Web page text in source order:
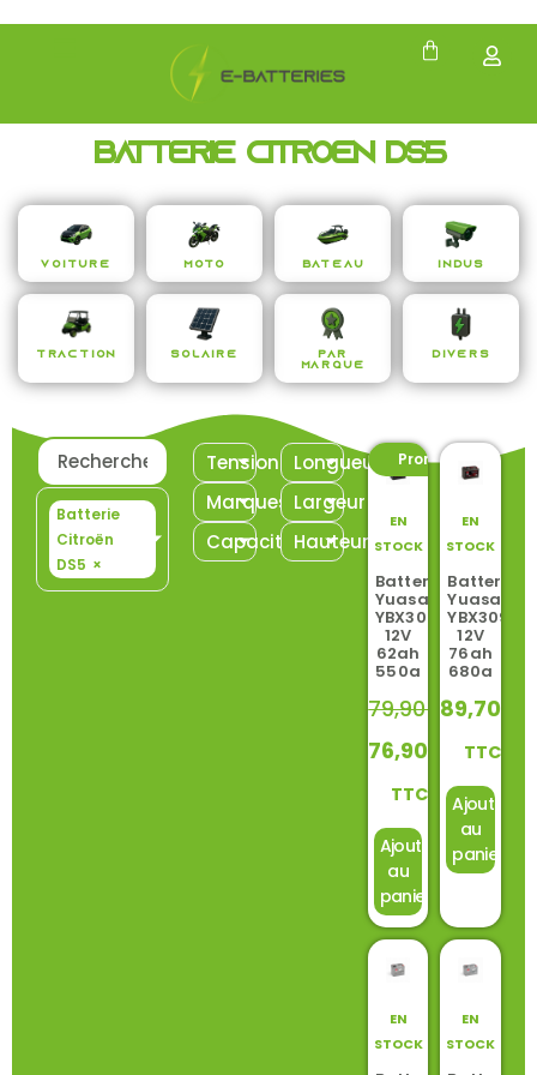
Batterie Citroën DS5
Voiture Moto Bateau Indus
Traction Solaire
Par
Marque
Divers
Batterie
Citroën
DS5 ×
Tension
Marques
Capacité
Longueur
Largeur
Hauteur
Promo ! -4%
EN
STOCK
Batterie
Yuasa
YBX3027
12V
62ah
550a
79,90 €
76,90
TTC
Ajouter
au
panier
EN
STOCK
Batterie
Yuasa
YBX3096
12V
76ah
680a
89,70
TTC
Ajouter
au
panier
EN
STOCK
EN
STOCK